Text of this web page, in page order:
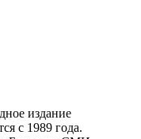
издание
с 1989 года.